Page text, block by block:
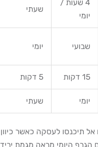
4 שעות /
יומי
שעתי
שבועי יומי
15 דקות 5 דקות
יומי שעתי
אל תיכנסו לעסקה כאשר
הגרף היומי מראה מגמת